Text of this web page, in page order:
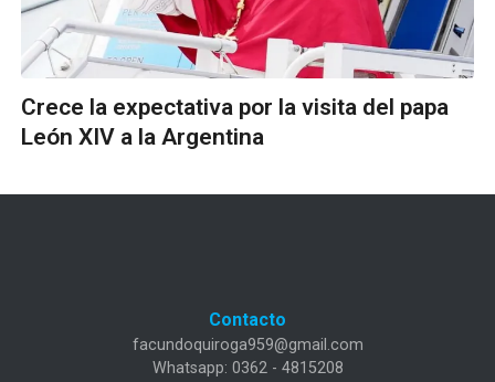
Crece la expectativa por la visita del papa
León XIV a la Argentina
Contacto
facundoquiroga959@gmail.com
Whatsapp: 0362 - 4815208